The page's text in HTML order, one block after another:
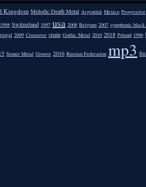
Kingdom Melodic Death Metal Argentīnā Mexico Progressive
1998 Switzerland 1997 usa 2008 Belgium 2007 symphonic
2009 Crossover spain Gothic Metal 2010 2018 Poland 1996
Stoner Metal Groove 2016 Russian Federation mp3